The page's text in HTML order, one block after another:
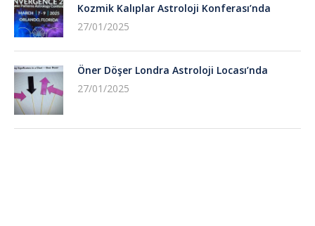
Kozmik Kalıplar Astroloji Konferası’nda
27/01/2025
Öner Döşer Londra Astroloji Locası’nda
27/01/2025